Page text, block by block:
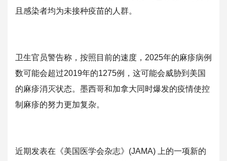
且感染者均为未接种疫苗的人群。
卫生官员警告称，按照目前的速度，2025年的麻疹病例
数可能会超过2019年的1275例，这可能会威胁到美国
的麻疹消灭状态。墨西哥和加拿大同时爆发的疫情使控
制麻疹的努力更加复杂。
近期发表在《美国医学会杂志》(JAMA) 上的一项新的